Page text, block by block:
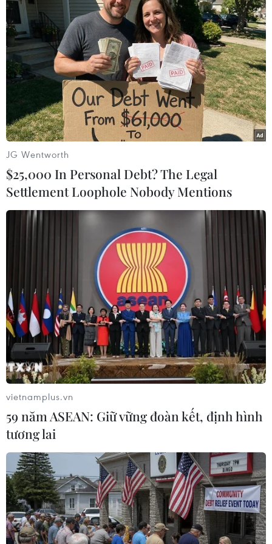
TIN LIÊN QUAN
Đức bắt giữ 17 người bị cáo buộc phát tán
phát ngôn gây hận thù chống Do Thái
21/11/2023 11:56
17 đối tượng bị cáo buộc phát tán tuyên ngôn gây hận
thù chống lại người Do Thái trên mạng xã hội, sử dụng
các ký hiệu của tổ chức khủng bố.
JG Wentworth
$25,000 In Personal Debt? The Legal
Settlement Loophole Nobody Mentions
vietnamplus.vn
59 năm ASEAN: Giữ vững đoàn kết, định hình
tương lai